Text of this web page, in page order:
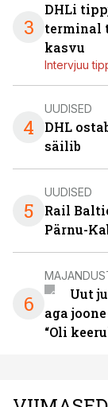
3
DHLi
terminal
kasvu
Intervjuu
4
UUDISED
DHL
säilib
5
UUDISED
Rail
Pärnu-
6
Uut
aga
“Oli